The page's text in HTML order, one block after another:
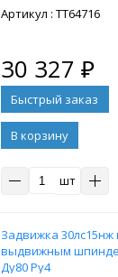
: ТТ64716
30 327 ₽
В корзину
шт
Задвижка 30лс15нж
выдвижным
Ду80 Ру4